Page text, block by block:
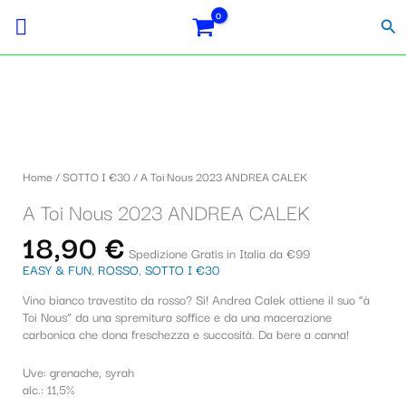
contenuto
Home /SOTTO I €30 / A Toi Nous 2023 ANDREA CALEK
A Toi Nous 2023 ANDREA CALEK
18,90 € Spedizione Gratis in Italia da €99
EASY & FUN, ROSSO, SOTTO I €30
Vino bianco travestito da rosso? Si! Andrea Calek ottiene il suo “à
Toi Nous” da una spremitura soffice e da una macerazione
carbonica che dona freschezza e succosità. Da bere a canna!
Uve: grenache, syrah
alc.: 11,5%
o
n
a
u
n
a
a
fiscale:
Carrello: